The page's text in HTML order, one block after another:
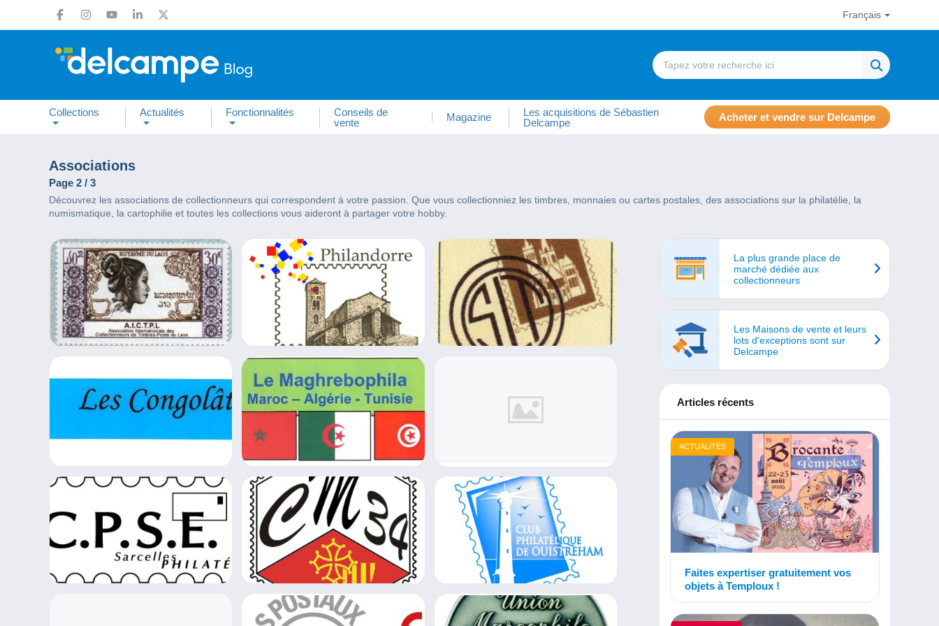
Français
Collections Actualités Fonctionnalités
Conseils de
vente
Magazine
Les acquisitions de Sébastien
Delcampe
Acheter et vendre sur Delcampe
Associations
Page 2 / 3
Découvrez les associations de collectionneurs qui correspondent à votre passion. Que vous collectionniez les timbres, monnaies ou cartes postales, des associations sur la philatélie, la
numismatique, la cartophilie et toutes les collections vous aideront à partager votre hobby.
La plus grande place de
marché dédiée aux
collectionneurs
Les Maisons de vente et leurs
lots d'exceptions sont sur
Delcampe
Articles récents
ACTUALITÉS
Faites expertiser gratuitement vos
objets à Temploux !